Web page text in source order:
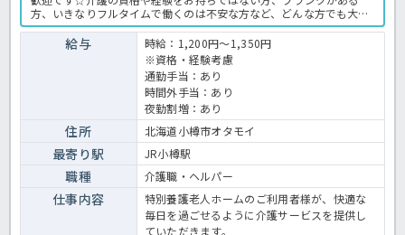
方、いきなりフルタイムで働くのは不安な方など、どんな方でも大丈
夫です♪経験豊富な頼れる先輩スタッフが優しくゴローしてくれます
よ★大切なのは介護職として頑張りたい気持ちを持っているかどうか
です！高齢者様の笑顔や快適な生活のために尽力したい方は、是非ご
応募ください！特別養護老人ホームでの介護業務全般です。 ＜介護
職 派遣 特養の求人＞
給与
時給：1,200円～1,350円
※資格・経験考慮
通勤手当：あり
時間外手当：あり
夜勤割増：あり
住所 北海道小樽市オタモイ
最寄り駅 JR小樽駅
職種 介護職・ヘルパー
仕事内容
特別養護老人ホームのご利用者様が、快適な
毎日を過ごせるように介護サービスを提供し
ていただきます。